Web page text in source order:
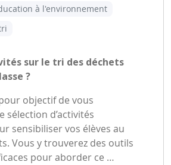
à l'environnement
sur le tri des déchets
?
objectif de vous
sélection d’activités
sensibiliser vos élèves au
Vous y trouverez des outils
pour aborder ce …